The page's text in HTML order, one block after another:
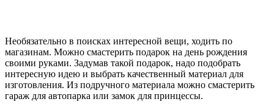
Необязательно в поисках интересной вещи, ходить по
магазинам. Можно смастерить подарок на день рождения
своими руками. Задумав такой подарок, надо подобрать
интересную идею и выбрать качественный материал для
изготовления. Из подручного материала можно смастерить
гараж для автопарка или замок для принцессы.